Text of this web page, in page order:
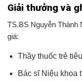
Giải thưởng và
TS.BS Nguyễn Thành
giá:
Thầy thuốc trẻ
Bác sĩ Niệu khoa